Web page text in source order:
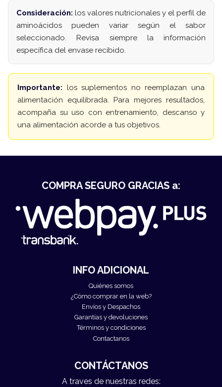
Consideración: los valores nutricionales y el perfil de
aminoácidos pueden variar según el sabor
seleccionado. Revisa siempre la información
específica del envase recibido.
Importante: los suplementos no reemplazan una
alimentación equilibrada. Para mejores resultados,
acompaña su uso con entrenamiento, descanso y
una alimentación acorde a tus objetivos.
INFO ADICIONAL
Quiénes somos
¿Cómo comprar en la web?
Envíos y Despachos
Garantías y devoluciones
Términos y condiciones
Contactanos
COMPRA SEGURO GRACIAS a:
CONTÁCTANOS
A traves de nuestras redes: